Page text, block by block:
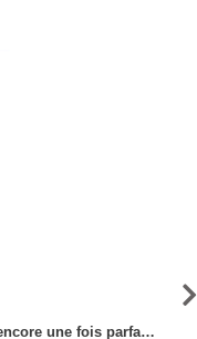
Nouvelle commande reçue ce jour et encore une fois parfaitement satisfaite, l'envoi est très rapide et les produits sont toujours conditionnés de manière personnalisés. L'avantage de commander auprès de créateurs indépendants.